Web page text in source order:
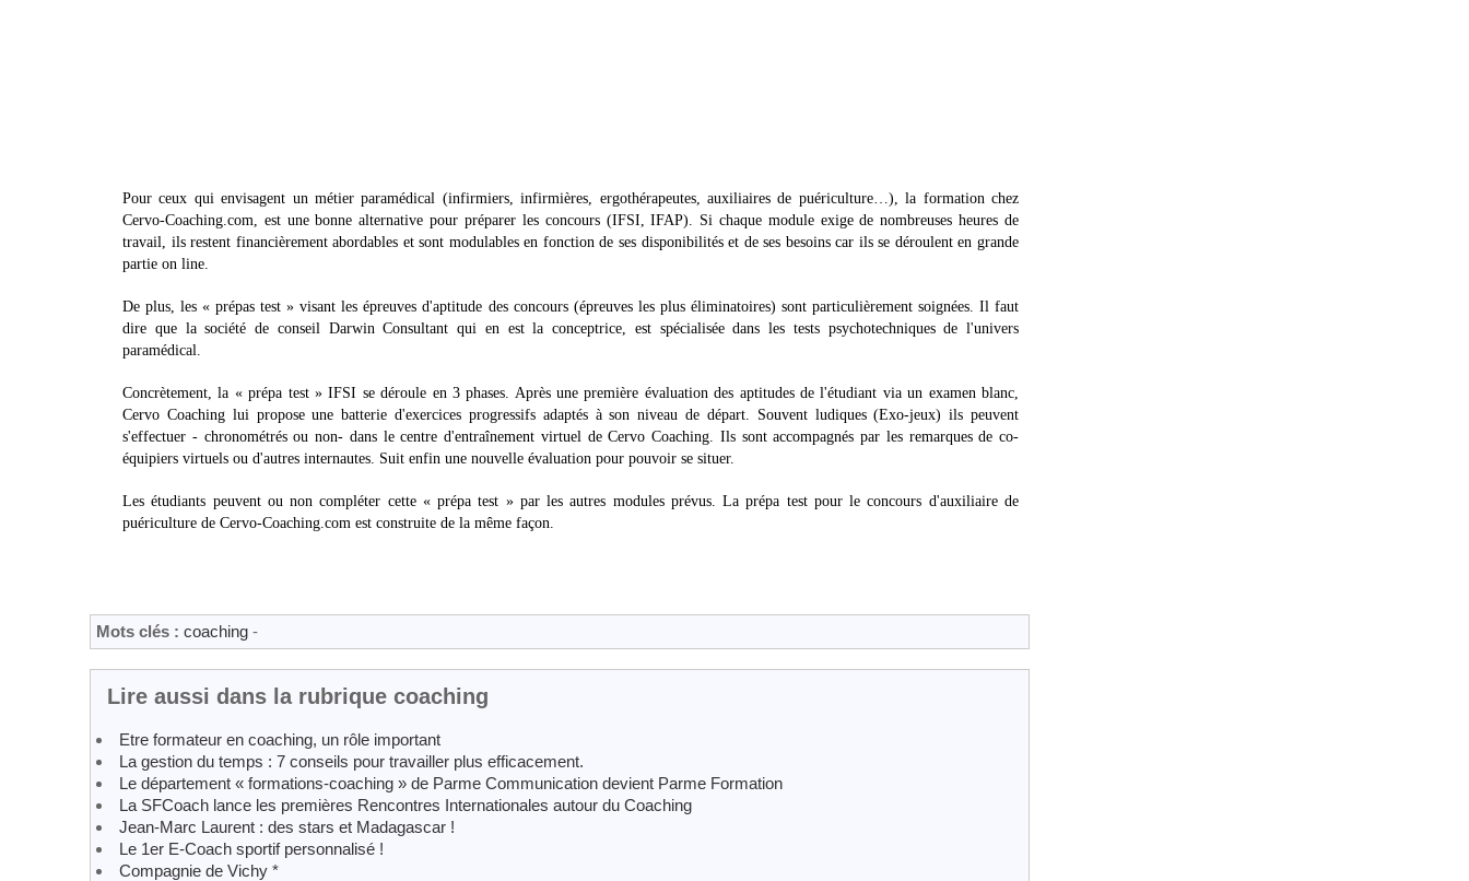
Pour ceux qui envisagent un métier paramédical (infirmiers, infirmières, ergothérapeutes, auxiliaires de puériculture…), la formation chez
Cervo-Coaching.com, est une bonne alternative pour préparer les concours (IFSI, IFAP). Si chaque module exige de nombreuses heures de
travail, ils restent financièrement abordables et sont modulables en fonction de ses disponibilités et de ses besoins car ils se déroulent en grande
partie on line.
De plus, les « prépas test » visant les épreuves d'aptitude des concours (épreuves les plus éliminatoires) sont particulièrement soignées. Il faut
dire que la société de conseil Darwin Consultant qui en est la conceptrice, est spécialisée dans les tests psychotechniques de l'univers
paramédical.
Concrètement, la « prépa test » IFSI se déroule en 3 phases. Après une première évaluation des aptitudes de l'étudiant via un examen blanc,
Cervo Coaching lui propose une batterie d'exercices progressifs adaptés à son niveau de départ. Souvent ludiques (Exo-jeux) ils peuvent
s'effectuer - chronométrés ou non- dans le centre d'entraînement virtuel de Cervo Coaching. Ils sont accompagnés par les remarques de co-
équipiers virtuels ou d'autres internautes. Suit enfin une nouvelle évaluation pour pouvoir se situer.
Les étudiants peuvent ou non compléter cette « prépa test » par les autres modules prévus. La prépa test pour le concours d'auxiliaire de
puériculture de Cervo-Coaching.com est construite de la même façon.
Mots clés : coaching -
Lire aussi dans la rubrique coaching
Etre formateur en coaching, un rôle important
La gestion du temps : 7 conseils pour travailler plus efficacement.
Le département « formations-coaching » de Parme Communication devient Parme Formation
La SFCoach lance les premières Rencontres Internationales autour du Coaching
Jean-Marc Laurent : des stars et Madagascar !
Le 1er E-Coach sportif personnalisé !
Compagnie de Vichy *